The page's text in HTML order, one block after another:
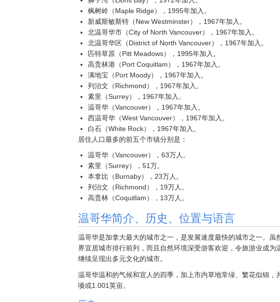
枫树岭（Maple Ridge），1995年加入。
新威斯敏斯特（New Westminster），1967年加入。
北温哥华市（City of North Vancouver），1967年加入。
北温哥华区（District of North Vancouver），1967年加入。
匹特草原（Pitt Meadows），1995年加入。
高贵林港（Port Coquitlam），1967年加入。
满地宝（Port Moody），1967年加入。
列治文（Richmond），1967年加入。
素里（Surrey），1967年加入。
温哥华（Vancouver），1967年加入。
西温哥华（West Vancouver），1967年加入。
白石（White Rock），1967年加入。
居住人口最多的前五个市镇分别是：
温哥华（Vancouver），63万人。
素里（Surrey），51万。
本拿比（Burnaby），23万人。
列治文（Richmond），19万人。
高贵林（Coquitlam），13万人。
温哥华简介、历史、位置与语言
温哥华是加拿大最大的城市之一，是发展速度最快的城市之一。
界宜居城市排行前列，而且自然环境深受游客欢迎，令旅游业成
继续呈现出多元文化的城市。
温哥华温和的气候和宜人的四季，加上市内草地常绿、繁花似锦
顷或1.001英亩。